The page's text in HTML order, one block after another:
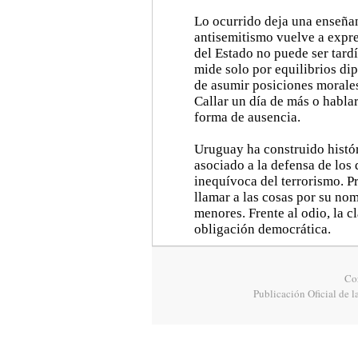
Lo ocurrido deja una
antisemitismo vuelve a
del Estado no puede ser
mide solo por equilibrios
de asumir posiciones
Callar un día de más o
forma de ausencia.
Uruguay ha construido
asociado a la defensa de los
inequívoca del terrorismo.
llamar a las cosas por su
menores. Frente al odio, la
obligación democrática.
Publicación Oficial de